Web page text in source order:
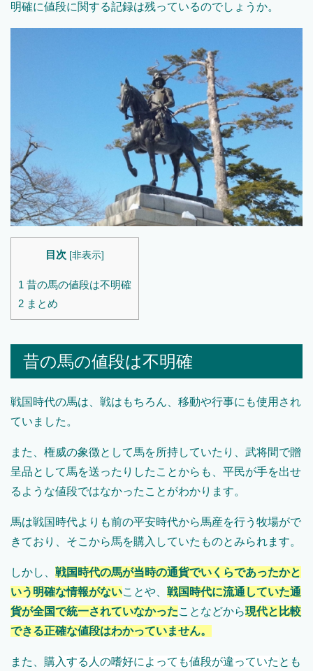
明確に値段に関する記録は残っているのでしょうか。
目次 [非表示]
1 昔の馬の値段は不明確
2 まとめ
昔の馬の値段は不明確
戦国時代の馬は、戦はもちろん、移動や行事にも使用され
ていました。
また、権威の象徴として馬を所持していたり、武将間で贈
呈品として馬を送ったりしたことからも、平民が手を出せ
るような値段ではなかったことがわかります。
馬は戦国時代よりも前の平安時代から馬産を行う牧場がで
きており、そこから馬を購入していたものとみられます。
しかし、 戦国時代の馬が当時の通貨でいくらであったかと
いう明確な情報がないことや、 戦国時代に流通していた通
貨が全国で統一されていなかったことなどから現代と比較
できる正確な値段はわかっていません。
また、 購入する人の嗜好によっても値段が違っていた とも